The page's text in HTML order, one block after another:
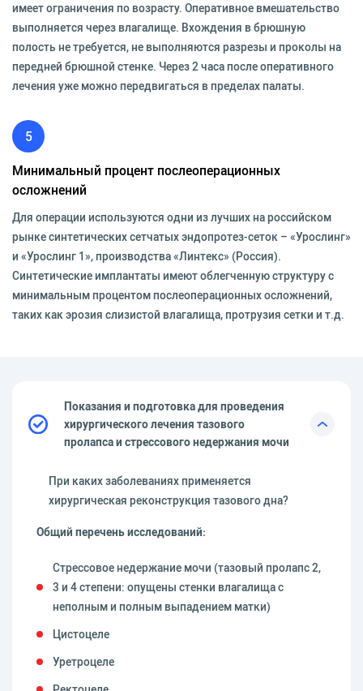
имеет ограничения по возрасту. Оперативное вмешательство
выполняется через влагалище. Вхождения в брюшную
полость не требуется, не выполняются разрезы и проколы на
передней брюшной стенке. Через 2 часа после оперативного
лечения уже можно передвигаться в пределах палаты.
5
Минимальный процент послеоперационных
осложнений
Для операции используются одни из лучших на российском
рынке синтетических сетчатых эндопротез-сеток – «Урослинг»
и «Урослинг 1», производства «Линтекс» (Россия).
Синтетические имплантаты имеют облегченную структуру с
минимальным процентом послеоперационных осложнений,
таких как эрозия слизистой влагалища, протрузия сетки и т.д.
Показания и подготовка для проведения
хирургического лечения тазового
пролапса и стрессового недержания мочи
При каких заболеваниях применяется
хирургическая реконструкция тазового дна?
Общий перечень исследований:
Стрессовое недержание мочи (тазовый пролапс 2,
3 и 4 степени: опущены стенки влагалища с
неполным и полным выпадением матки)
Цистоцеле
Уретроцеле